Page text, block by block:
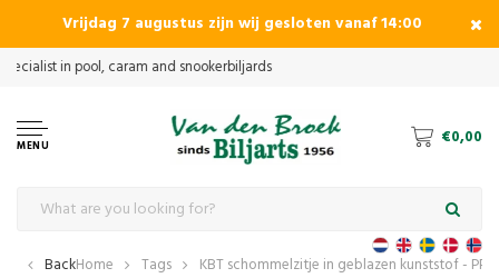
Vrijdag 7 augustus zijn wij gesloten vanaf 14:00
MENU €0,00
BackHome Tags KBT schommelzitje in geblazen kunststof - PP